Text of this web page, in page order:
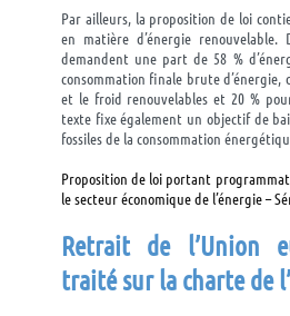
Par ailleurs, la proposition de loi
en matière d’énergie renouvelable.
demandent une part de 58 %
consommation finale brute d’énergie,
et le froid renouvelables et 20 %
texte fixe également un objectif de
fossiles de la consommation
Proposition de loi portant
le secteur économique de l’énergie –
Retrait de l’Union
traité sur la charte de